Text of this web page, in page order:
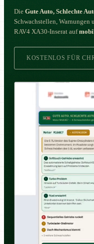
Die Gute Auto, Schlechte
Schwachstellen,
RAV4 XA30-Inserat auf
KOSTENLOS FÜR